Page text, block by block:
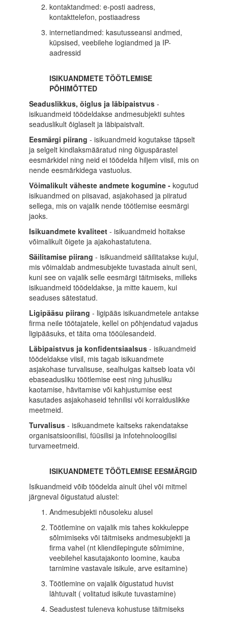
kontaktandmed: e-posti aadress,
kontakttelefon, postiaadress
internetiandmed: kasutusseansi andmed,
küpsised, veebilehe logiandmed ja IP-
aadressid
ISIKUANDMETE TÖÖTLEMISE
PÕHIMÕTTED
Seaduslikkus, õiglus ja läbipaistvus -
isikuandmeid töödeldakse andmesubjekti suhtes
seaduslikult õiglaselt ja läbipaistvalt.
Eesmärgi piirang - isikuandmeid kogutakse täpselt
ja selgelt kindlaksmääratud ning õiguspärastel
eesmärkidel ning neid ei töödelda hiljem viisil, mis on
nende eesmärkidega vastuolus.
Võimalikult väheste andmete kogumine - kogutud
isikuandmed on piisavad, asjakohased ja piiratud
sellega, mis on vajalik nende töötlemise eesmärgi
jaoks.
Isikuandmete kvaliteet - isikuandmeid hoitakse
võimalikult õigete ja ajakohastatutena.
Säilitamise piirang - isikuandmeid säilitatakse kujul,
mis võimaldab andmesubjekte tuvastada ainult seni,
kuni see on vajalik selle eesmärgi täitmiseks, milleks
isikuandmeid töödeldakse, ja mitte kauem, kui
seaduses sätestatud.
Ligipääsu piirang - ligipääs isikuandmetele antakse
firma neile töötajatele, kellel on põhjendatud vajadus
ligipääsuks, et täita oma tööülesandeid.
Läbipaistvus ja konfidentsiaalsus - isikuandmeid
töödeldakse viisil, mis tagab isikuandmete
asjakohase turvalisuse, sealhulgas kaitseb loata või
ebaseadusliku töötlemise eest ning juhusliku
kaotamise, hävitamise või kahjustumise eest
kasutades asjakohaseid tehnilisi või korralduslikke
meetmeid.
Turvalisus - isikuandmete kaitseks rakendatakse
organisatsioonilisi, füüsilisi ja infotehnoloogilisi
turvameetmeid.
ISIKUANDMETE TÖÖTLEMISE EESMÄRGID
Isikuandmeid võib töödelda ainult ühel või mitmel
järgneval õigustatud alustel:
Andmesubjekti nõusoleku alusel
Töötlemine on vajalik mis tahes kokkuleppe
sõlmimiseks või täitmiseks andmesubjekti ja
firma vahel (nt kliendilepingute sõlmimine,
veebilehel kasutajakonto loomine, kauba
tarnimine vastavale isikule, arve esitamine)
Töötlemine on vajalik õigustatud huvist
lähtuvalt ( volitatud isikute tuvastamine)
Seadustest tuleneva kohustuse täitmiseks